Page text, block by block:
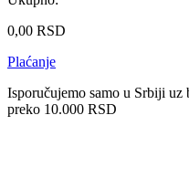
0,00 RSD
Plaćanje
Isporučujemo samo u Srbiji uz
preko 10.000 RSD